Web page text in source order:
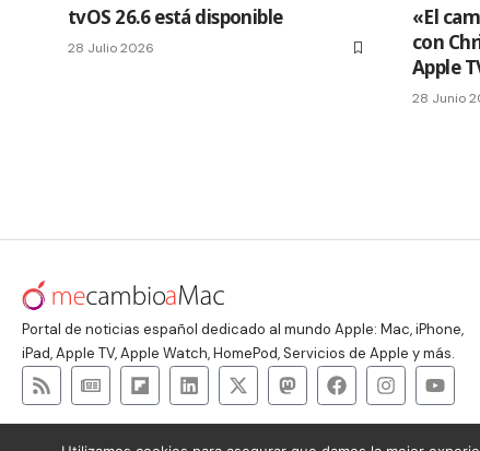
tvOS 26.6 está disponible
28 Julio 2026
«El
con
Apple
28 Junio
Portal de noticias español dedicado al mundo Apple: Mac, iPhone,
iPad, Apple TV, Apple Watch, HomePod, Servicios de Apple y más.